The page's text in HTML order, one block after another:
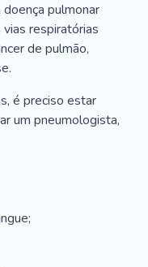
pulmonar
respiratórias
de pulmão,
é preciso estar
um pneumologista,